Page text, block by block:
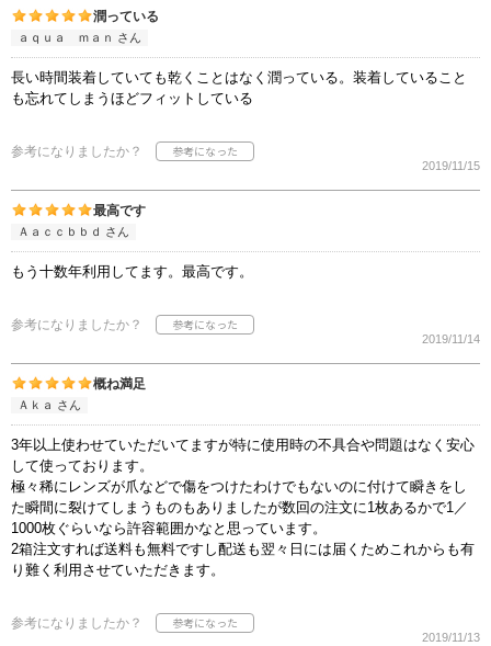
潤っている
ａｑｕａ ｍａｎ さん
長い時間装着していても乾くことはなく潤っている。装着していること
も忘れてしまうほどフィットしている
参考になりましたか？
2019/11/15
最高です
Ａａｃｃｂｂｄ さん
もう十数年利用してます。最高です。
参考になりましたか？
2019/11/14
概ね満足
Ａｋａ さん
3年以上使わせていただいてますが特に使用時の不具合や問題はなく安心
して使っております。
極々稀にレンズが爪などで傷をつけたわけでもないのに付けて瞬きをし
た瞬間に裂けてしまうものもありましたが数回の注文に1枚あるかで1／
1000枚ぐらいなら許容範囲かなと思っています。
2箱注文すれば送料も無料ですし配送も翌々日には届くためこれからも有
り難く利用させていただきます。
参考になりましたか？
2019/11/13